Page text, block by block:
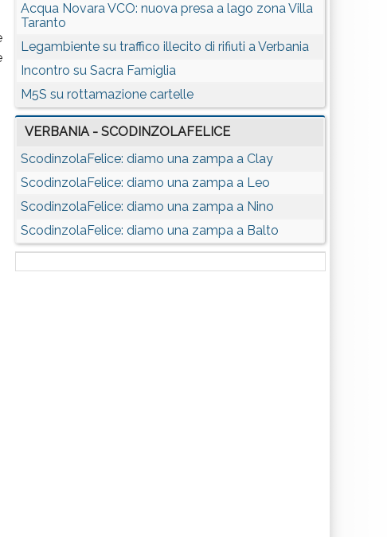
Acqua Novara VCO: nuova presa a lago zona Villa
Taranto
Legambiente su traffico illecito di rifiuti a Verbania
Incontro su Sacra Famiglia
M5S su rottamazione cartelle
VERBANIA - SCODINZOLAFELICE
ScodinzolaFelice: diamo una zampa a Clay
ScodinzolaFelice: diamo una zampa a Leo
ScodinzolaFelice: diamo una zampa a Nino
ScodinzolaFelice: diamo una zampa a Balto